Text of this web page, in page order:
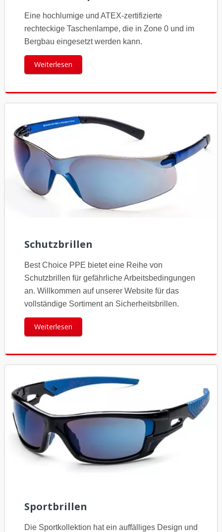
Eine hochlumige und ATEX-zertifizierte
rechteckige Taschenlampe, die in Zone 0 und im
Bergbau eingesetzt werden kann.
Weiterlesen
Schutzbrillen
Best Choice PPE bietet eine Reihe von
Schutzbrillen für gefährliche Arbeitsbedingungen
an. Willkommen auf unserer Website für das
vollständige Sortiment an Sicherheitsbrillen.
Weiterlesen
Sportbrillen
Die Sportkollektion hat ein auffälliges Design und